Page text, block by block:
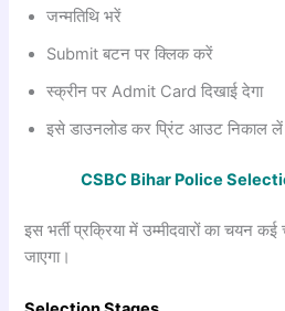
जन्मतिथि भरें
Submit बटन पर क्लिक करें
स्क्रीन पर Admit Card दिखाई देगा
इसे डाउनलोड कर प्रिंट आउट निकाल लें
CSBC Bihar Police
इस भर्ती प्रक्रिया में उम्मीदवारों का चयन
जाएगा।